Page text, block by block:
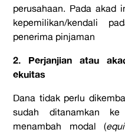
perusahaan. Pada akad
kepemilikan/kendali
penerima pinjaman
2. Perjanjian atau
ekuitas
Dana tidak perlu
sudah ditanamkan
menambah modal (